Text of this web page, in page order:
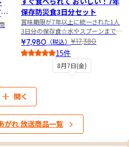
8月7日(金)
保存防災食3日分セット
賞味期限が7年以上に統一された1人
3日分の保存食☆水やスプーンまでセ
ット
¥7,980 （税込） ¥17,380
15件
開く
がれ 放送商品一覧